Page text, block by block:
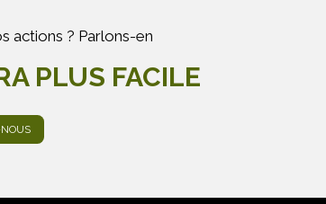
actions ? Parlons-en
PLUS FACILE